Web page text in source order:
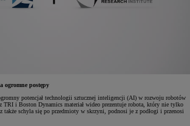
ogromne postępy
potencjał technologii sztucznej inteligencji (AI) w rozwoju robotów
TRI i Boston Dynamics materiał wideo prezentuje robota, który nie tylko
także schyla się po przedmioty w skrzyni, podnosi je z podłogi i przenosi